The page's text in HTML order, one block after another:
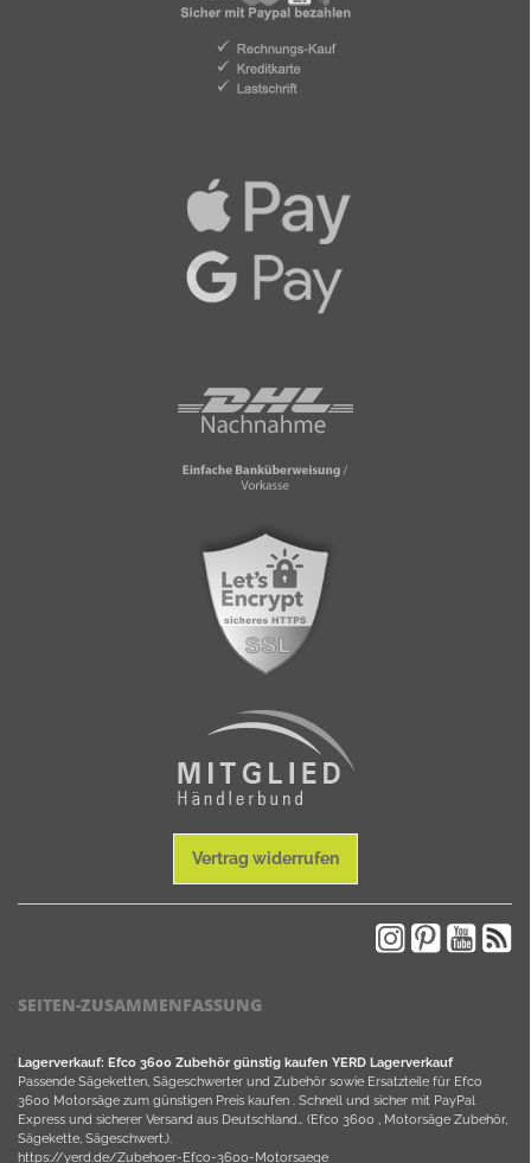
Vertrag widerrufen
SEITEN-ZUSAMMENFASSUNG
Lagerverkauf: Efco 3600 Zubehör günstig kaufen YERD Lagerverkauf
Passende Sägeketten, Sägeschwerter und Zubehör sowie Ersatzteile für Efco
3600 Motorsäge zum günstigen Preis kaufen . Schnell und sicher mit PayPal
Express und sicherer Versand aus Deutschland… (Efco 3600 , Motorsäge Zubehör,
Sägekette, Sägeschwert,).
https://yerd.de/Zubehoer-Efco-3600-Motorsaege